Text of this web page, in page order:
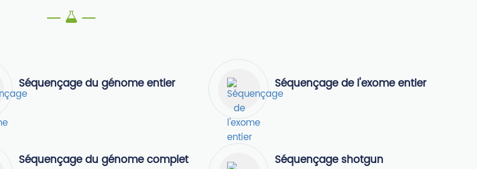
Séquençage du génome entier Séquençage de l'exome entier
Séquençage du génome complet
Séquençage shotgun